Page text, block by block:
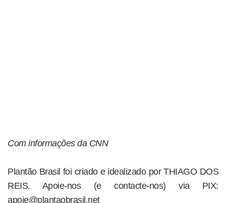
Com informações da CNN
Plantão Brasil foi criado e idealizado por THIAGO DOS
REIS. Apoie-nos (e contacte-nos) via PIX:
apoie@plantaobrasil.net